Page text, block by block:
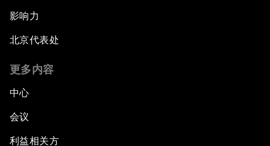
影响力
北京代表处
更多内容
中心
会议
利益相关方